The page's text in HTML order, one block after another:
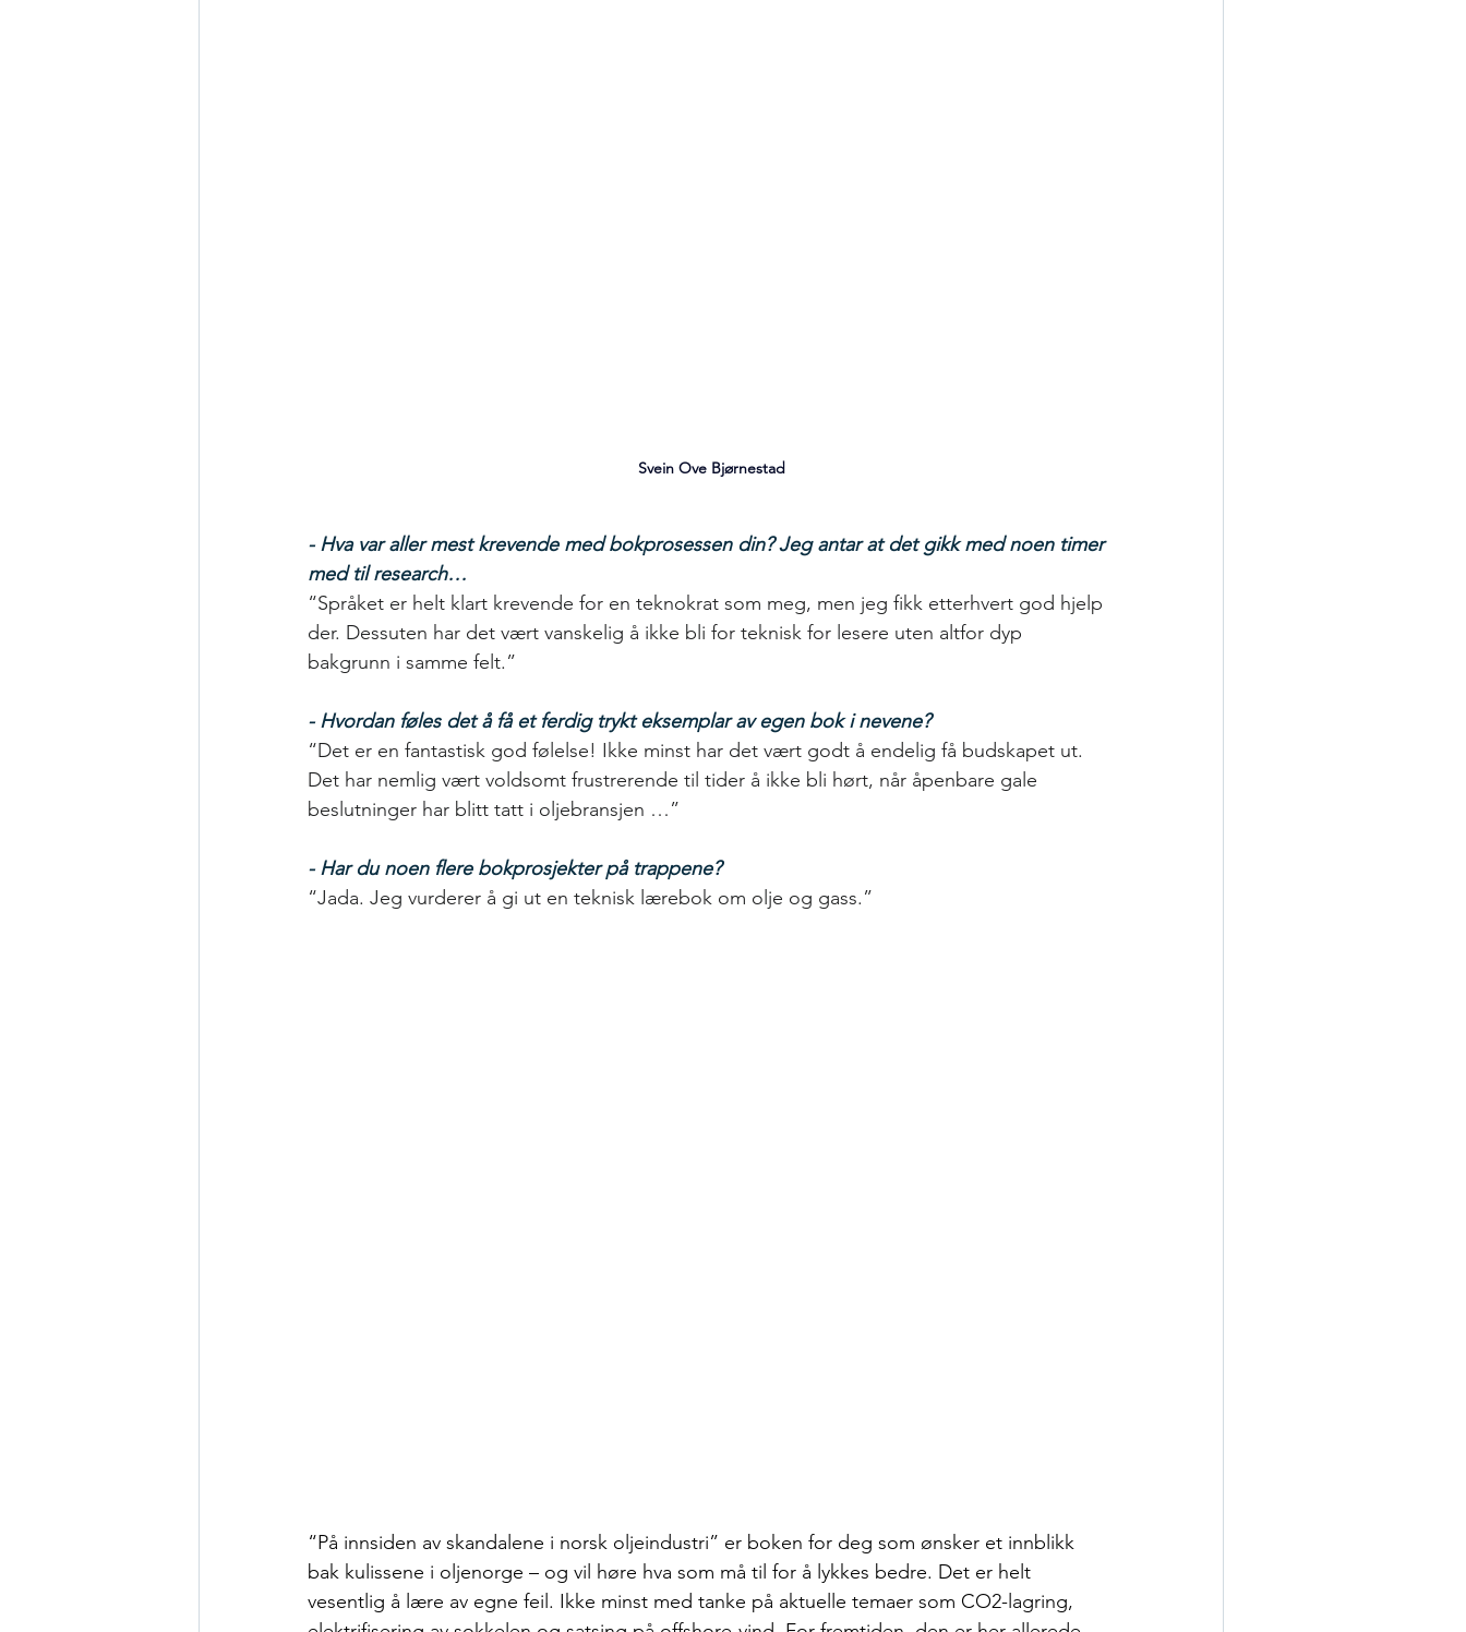
Svein Ove Bjørnestad
- Hva var aller mest krevende med bokprosessen din? Jeg antar at det gikk med noen timer
med til research…
“Språket er helt klart krevende for en teknokrat som meg, men jeg fikk etterhvert god hjelp
der. Dessuten har det vært vanskelig å ikke bli for teknisk for lesere uten altfor dyp
bakgrunn i samme felt.”
- Hvordan føles det å få et ferdig trykt eksemplar av egen bok i nevene?
“Det er en fantastisk god følelse! Ikke minst har det vært godt å endelig få budskapet ut.
Det har nemlig vært voldsomt frustrerende til tider å ikke bli hørt, når åpenbare gale
beslutninger har blitt tatt i oljebransjen …”
- Har du noen flere bokprosjekter på trappene?
“Jada. Jeg vurderer å gi ut en teknisk lærebok om olje og gass.”
“På innsiden av skandalene i norsk oljeindustri” er boken for deg som ønsker et innblikk
bak kulissene i oljenorge – og vil høre hva som må til for å lykkes bedre. Det er helt
vesentlig å lære av egne feil. Ikke minst med tanke på aktuelle temaer som CO2-lagring,